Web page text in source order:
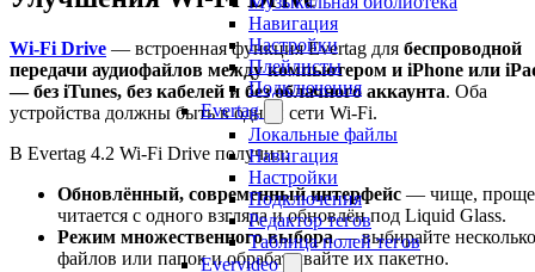
Навигация
Настройки
Плейлисты
Подключения
Evertag
Локальные файлы
Навигация
Настройки
Подключения
Редактор тегов
Таблица полей тегов
Evervideo
Wi-Fi Drive — встроенная функция Evertag для беспроводной
передачи аудиофайлов между компьютером и iPhone или
— без iTunes, без кабелей и без облачного аккаунта. Оба
устройства должны быть в одной сети Wi-Fi.
В Evertag 4.2 Wi-Fi Drive получил:
Обновлённый, современный интерфейс — чище, проще
читается с одного взгляда и обновлён под Liquid Glass.
Режим множественного выбора— выбирайте несколько
файлов или папок и обрабатывайте их пакетно.